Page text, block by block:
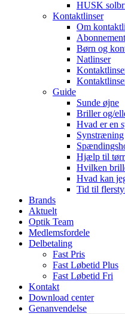
HUSK
Kontaktlinser
Om
Abonnement
Børn og
Natlinser
Guide
Sunde øjne
Briller og/
Hvad er en
Synstræning
Hjælp til
Hvilken
Hvad kan
Tid til
Brands
Aktuelt
Optik Team
Medlemsfordele
Delbetaling
Fast Pris
Fast Løbetid Plus
Fast Løbetid Fri
Kontakt
Download center
Genanvendelse